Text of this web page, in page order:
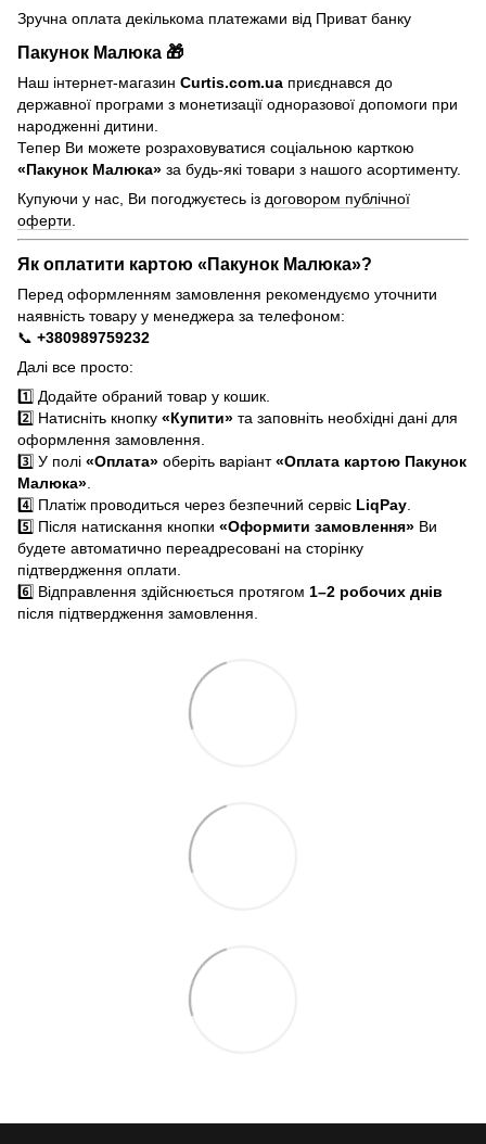
Зручна оплата декількома платежами від Приват банку
Пакунок Малюка 🎁
Наш інтернет-магазин Curtis.com.ua приєднався до
державної програми з монетизації одноразової допомоги при
народженні дитини.
Тепер Ви можете розраховуватися соціальною карткою
«Пакунок Малюка» за будь-які товари з нашого асортименту.
Купуючи у нас, Ви погоджуєтесь із договором публічної
оферти
Як оплатити картою «Пакунок Малюка»?
Перед оформленням замовлення рекомендуємо уточнити
наявність товару у менеджера за телефоном:
📞 +380989759232
Далі все просто:
1️⃣ Додайте обраний товар у кошик.
2️⃣ Натисніть кнопку «Купити» та заповніть необхідні дані для
оформлення замовлення.
3️⃣ У полі «Оплата» оберіть варіант«Оплата картою Пакунок
Малюка»
4️⃣ Платіж проводиться через безпечний сервіс LiqPay
5️⃣ Після натискання кнопки «Оформити замовлення» Ви
будете автоматично переадресовані на сторінку
підтвердження оплати.
6️⃣ Відправлення здійснюється протягом 1–2 робочих днів
після підтвердження замовлення.